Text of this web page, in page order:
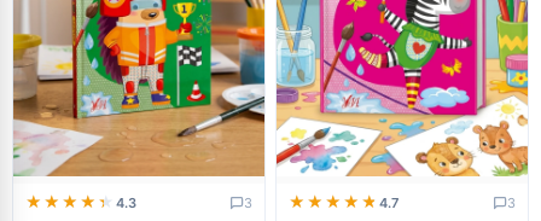
★★★★★
★★★★★ 4.3 3 ★★★★★
★★★★★ 4.7 3